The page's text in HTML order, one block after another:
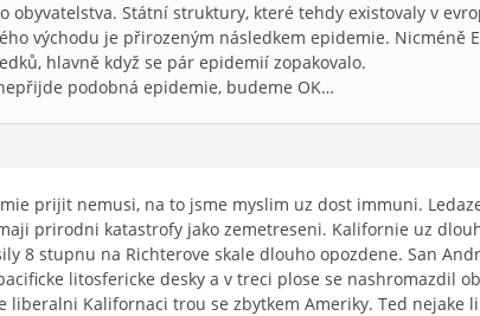
obyvatelstva. Státní struktury, které tehdy existovaly v
východu je přirozeným následkem epidemie. Nicméně
hlavně když se pár epidemií zopakovalo.
podobná epidemie, budeme OK…
prijit nemusi, na to jsme myslim uz dost immuni.
prirodni katastrofy jako zemetreseni. Kalifornie uz
8 stupnu na Richterove skale dlouho opozdene. San
litosfericke desky a v treci plose se nashromazdil
liberalni Kalifornaci trou se zbytkem Ameriky. Ted